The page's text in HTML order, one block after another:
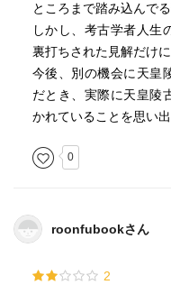
ところまで踏み込んでる
しかし、考古学者人生
裏打ちされた見解だけに
今後、別の機会に天皇
だとき、実際に天皇陵
かれていることを思い出
0
roonfubookさん
2